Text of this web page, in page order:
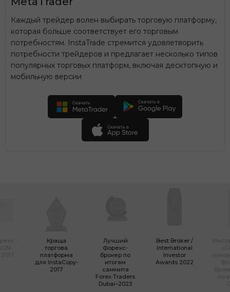
Каждый трейдер волен выбирать торговую платформу,
которая больше соответствует его торговым
потребностям. InstaTrade стремится удовлетворить
потребности трейдеров и предлагает несколько типов
популярных торговых платформ, включая десктопную и
мобильную версии
Краща
торгова
платформа
для InstaCopy-
2017
Лучший
Форекс-
брокер по
итогам
саммита
Forex Traders
Dubai–2023
Best Broker /
International
Investor
Awards 2022